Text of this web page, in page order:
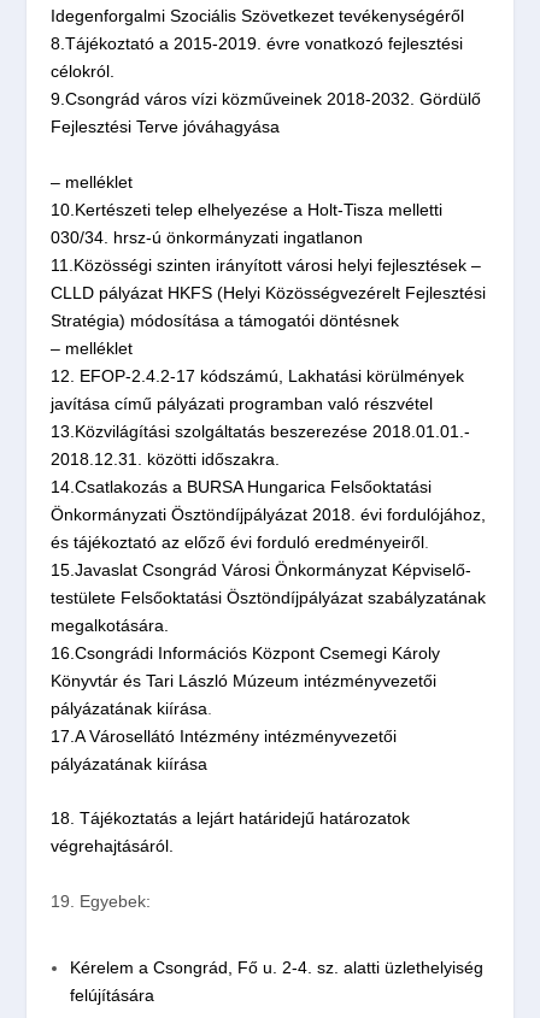
Idegenforgalmi Szociális Szövetkezet tevékenységéről
8.Tájékoztató a 2015-2019. évre vonatkozó fejlesztési
célokról.
9.Csongrád város vízi közműveinek 2018-2032. Gördülő
Fejlesztési Terve jóváhagyása
– melléklet
10.Kertészeti telep elhelyezése a Holt-Tisza melletti
030/34. hrsz-ú önkormányzati ingatlanon
11.Közösségi szinten irányított városi helyi fejlesztések –
CLLD pályázat HKFS (Helyi Közösségvezérelt Fejlesztési
Stratégia) módosítása a támogatói döntésnek
– melléklet
12. EFOP-2.4.2-17 kódszámú, Lakhatási körülmények
javítása című pályázati programban való részvétel
13.Közvilágítási szolgáltatás beszerezése 2018.01.01.-
2018.12.31. közötti időszakra.
14.Csatlakozás a BURSA Hungarica Felsőoktatási
Önkormányzati Ösztöndíjpályázat 2018. évi fordulójához,
és tájékoztató az előző évi forduló eredményeiről
15.Javaslat Csongrád Városi Önkormányzat Képviselő-
testülete Felsőoktatási Ösztöndíjpályázat szabályzatának
megalkotására.
16.Csongrádi Információs Központ Csemegi Károly
Könyvtár és Tari László Múzeum intézményvezetői
pályázatának kiírása
17.A Városellátó Intézmény intézményvezetői
pályázatának kiírása
18. Tájékoztatás a lejárt határidejű határozatok
végrehajtásáról.
19. Egyebek:
Kérelem a Csongrád, Fő u. 2-4. sz. alatti üzlethelyiség
felújítására